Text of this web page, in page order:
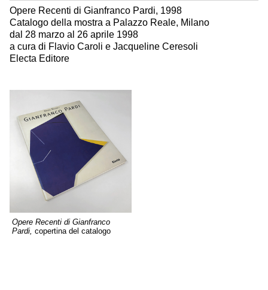
Opere Recenti di Gianfranco Pardi, 1998
Catalogo della mostra a Palazzo Reale, Milano
dal 28 marzo al 26 aprile 1998
a cura di Flavio Caroli e Jacqueline Ceresoli
Electa Editore
Opere Recenti di Gianfranco
Pardi, copertina del catalogo